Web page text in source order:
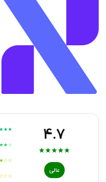
4.7
★
★
★
★
★
عالی